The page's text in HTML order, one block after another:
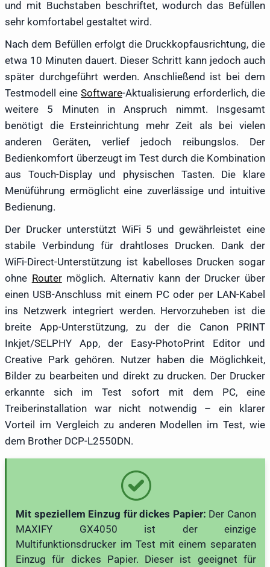
und mit Buchstaben beschriftet, wodurch das Befüllen
sehr komfortabel gestaltet wird.
Nach dem Befüllen erfolgt die Druckkopfausrichtung, die
etwa 10 Minuten dauert. Dieser Schritt kann jedoch auch
später durchgeführt werden. Anschließend ist bei dem
Testmodell eine Software-Aktualisierung erforderlich, die
weitere 5 Minuten in Anspruch nimmt. Insgesamt
benötigt die Ersteinrichtung mehr Zeit als bei vielen
anderen Geräten, verlief jedoch reibungslos. Der
Bedienkomfort überzeugt im Test durch die Kombination
aus Touch-Display und physischen Tasten. Die klare
Menüführung ermöglicht eine zuverlässige und intuitive
Bedienung.
Der Drucker unterstützt WiFi 5 und gewährleistet eine
stabile Verbindung für drahtloses Drucken. Dank der
WiFi-Direct-Unterstützung ist kabelloses Drucken sogar
ohne Routermöglich. Alternativ kann der Drucker über
einen USB-Anschluss mit einem PC oder per LAN-Kabel
ins Netzwerk integriert werden. Hervorzuheben ist die
breite App-Unterstützung, zu der die Canon PRINT
Inkjet/SELPHY App, der Easy-PhotoPrint Editor und
Creative Park gehören. Nutzer haben die Möglichkeit,
Bilder zu bearbeiten und direkt zu drucken. Der Drucker
erkannte sich im Test sofort mit dem PC, eine
Treiberinstallation war nicht notwendig – ein klarer
Vorteil im Vergleich zu anderen Modellen im Test, wie
dem Brother DCP-L2550DN.
Mit speziellem Einzug für dickes Papier: Der Canon
MAXIFY GX4050 ist der einzige
Multifunktionsdrucker im Test mit einem separaten
Einzug für dickes Papier. Dieser ist geeignet für